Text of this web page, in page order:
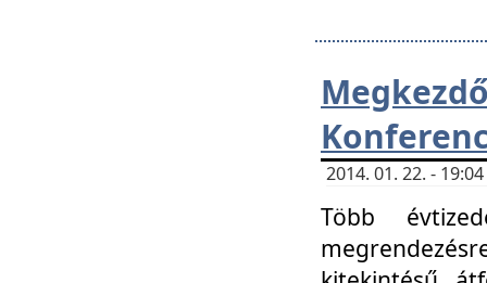
2014. 01. 22. -
Több